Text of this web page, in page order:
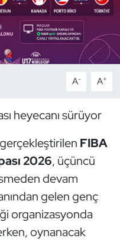
A- A+
heyecanı sürüyor
FIBA
2026, üçüncü
devam
gelen genç
organizasyonda
oynanacak